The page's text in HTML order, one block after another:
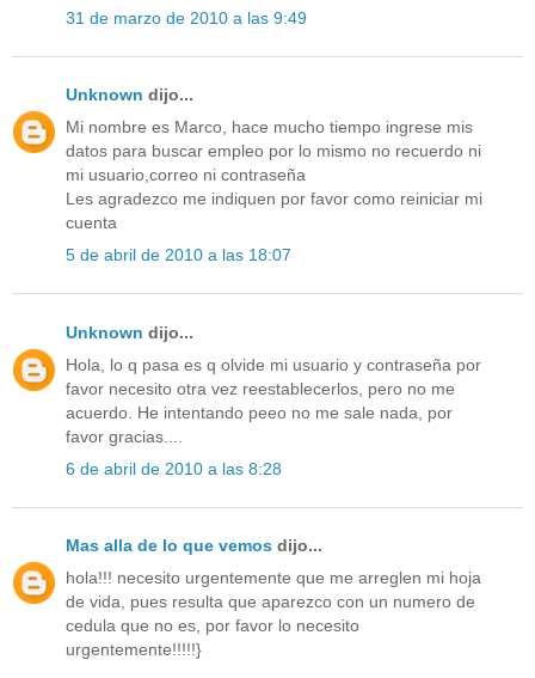
31 de marzo de 2010 a las 9:49
Unknown dijo...
Mi nombre es Marco, hace mucho tiempo ingrese mis
datos para buscar empleo por lo mismo no recuerdo ni
mi usuario,correo ni contraseña
Les agradezco me indiquen por favor como reiniciar mi
cuenta
5 de abril de 2010 a las 18:07
Unknown dijo...
Hola, lo q pasa es q olvide mi usuario y contraseña por
favor necesito otra vez reestablecerlos, pero no me
acuerdo. He intentando peeo no me sale nada, por
favor gracias....
6 de abril de 2010 a las 8:28
Mas alla de lo que vemos dijo...
hola!!! necesito urgentemente que me arreglen mi hoja
de vida, pues resulta que aparezco con un numero de
cedula que no es, por favor lo necesito
urgentemente!!!!!}